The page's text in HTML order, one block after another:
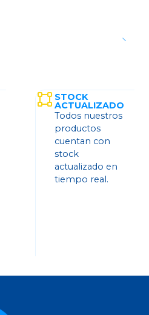
STOCK
ACTUALIZADO
Todos nuestros
productos
cuentan con
stock
actualizado en
tiempo real.